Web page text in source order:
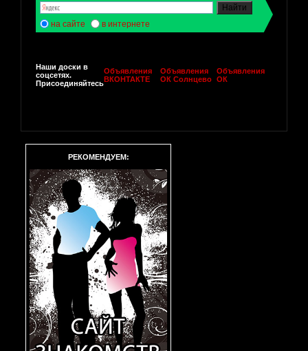
на сайте в интернете
Наши доски в
соцсетях.
Присоединяйтесь
Объявления
ВКОНТАКТЕ
Объявления
ОК Солнцево
Объявления
ОК
РЕКОМЕНДУЕМ: